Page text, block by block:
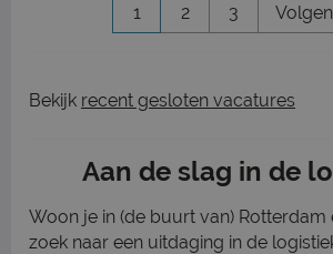
1 2 3
Bekijk recent gesloten vacatures
Aan de slag in de
Woon je in (de buurt van) Rotterdam
zoek naar een uitdaging in de